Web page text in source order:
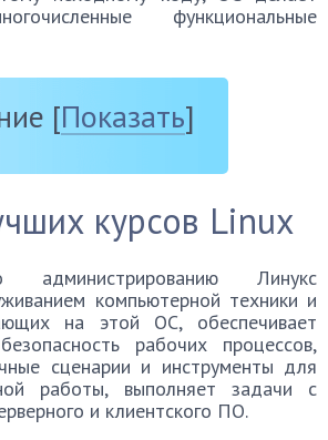
функциональные
[Показать]
курсов Linux
администрированию Линукс
компьютерной техники и
на этой ОС, обеспечивает
рабочих процессов,
сценарии и инструменты для
работы, выполняет задачи с
и клиентского ПО.